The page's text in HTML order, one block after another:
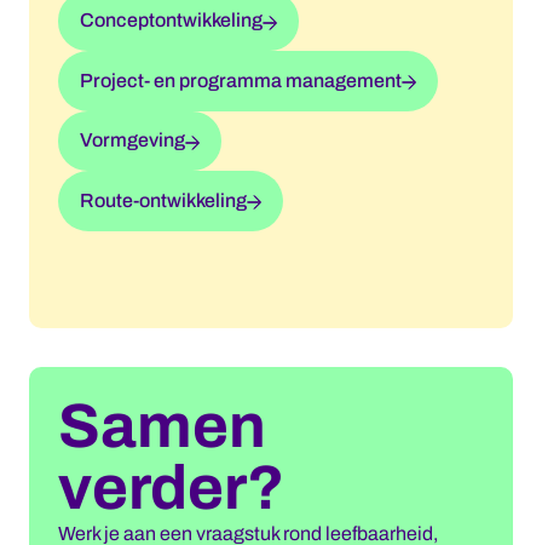
Conceptontwikkeling
Project- en programma management
Vormgeving
Route-ontwikkeling
Samen
verder?
Werk je aan een vraagstuk rond leefbaarheid,